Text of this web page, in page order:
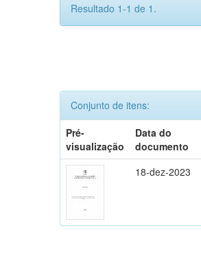
Resultado 1-1 de 1.
Conjunto de itens:
Pré-
visualização
Data do
documento
18-dez-2023